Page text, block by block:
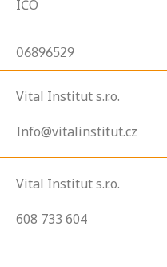
IČO
06896529
Vital Institut s.r.o.
Info@vitalinstitut.cz
Vital Institut s.r.o.
608 733 604